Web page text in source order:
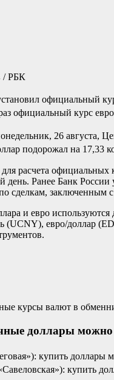
/ РБК
официальный
официальный курс
26 августа,
подорожал на 17,33
расчета
день. Ранее Банк
сделкам, заключенным
и евро используются
(UCNY), евро/доллар
курсы валют в
доллары можно
купить
купить